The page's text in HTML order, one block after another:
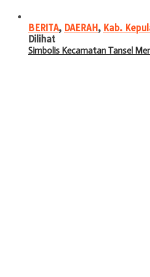
BERITA, DAERAH, Kab.
Dilihat
Simbolis Kecamatan Tansel